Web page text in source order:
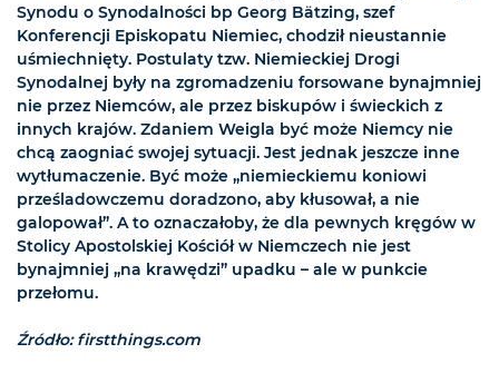
Synodu o Synodalności bp Georg Bätzing, szef
Konferencji Episkopatu Niemiec, chodził nieustannie
uśmiechnięty. Postulaty tzw. Niemieckiej Drogi
Synodalnej były na zgromadzeniu forsowane bynajmniej
nie przez Niemców, ale przez biskupów i świeckich z
innych krajów. Zdaniem Weigla być może Niemcy nie
chcą zaogniać swojej sytuacji. Jest jednak jeszcze inne
wytłumaczenie. Być może „niemieckiemu koniowi
prześladowczemu doradzono, aby kłusował, a nie
galopował”. A to oznaczałoby, że dla pewnych kręgów w
Stolicy Apostolskiej Kościół w Niemczech nie jest
bynajmniej „na krawędzi” upadku – ale w punkcie
przełomu.
Źródło: firstthings.com